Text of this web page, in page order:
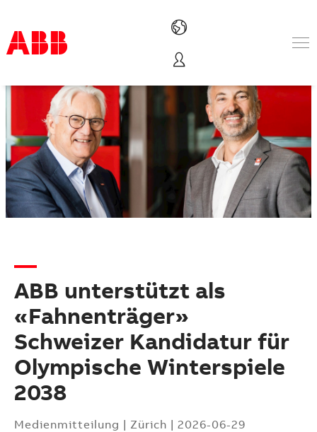
Produkte und Leistungen
Branchenlösungen
Service
Über uns
Vertriebspartner finden
Kontakt
Karriere
ABB unterstützt als
«Fahnenträger»
Schweizer Kandidatur für
Olympische Winterspiele
2038
Medienmitteilung | Zürich | 2026-06-29